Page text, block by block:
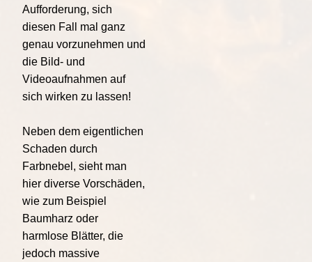
Aufforderung, sich
diesen Fall mal ganz
genau vorzunehmen und
die Bild- und
Videoaufnahmen auf
sich wirken zu lassen!
Neben dem eigentlichen
Schaden durch
Farbnebel, sieht man
hier diverse Vorschäden,
wie zum Beispiel
Baumharz oder
harmlose Blätter, die
jedoch massive